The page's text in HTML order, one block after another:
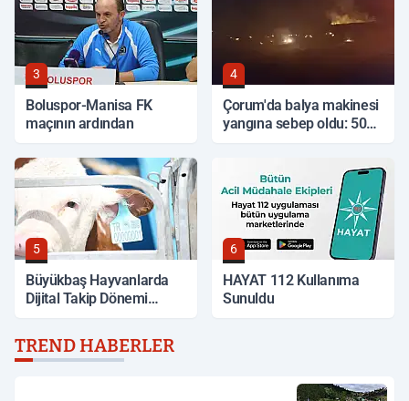
3
Boluspor-Manisa FK
maçının ardından
4
Çorum'da balya makinesi
yangına sebep oldu: 500
5
Büyükbaş Hayvanlarda
Dijital Takip Dönemi
6
HAYAT 112 Kullanıma
Sunuldu
TREND HABERLER